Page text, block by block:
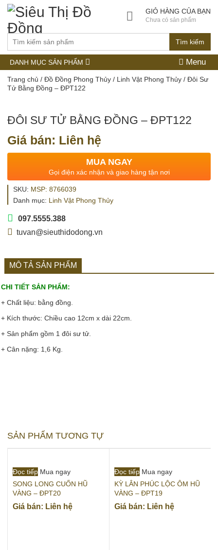
Tìm kiếm
GIỎ HÀNG CỦA BẠN
Chưa có sản phẩm
DANH MỤC SẢN PHẨM Menu
Trang chủ / Đồ Đồng Phong Thủy / Linh Vật Phong Thủy / Đôi Sư
Tử Bằng Đồng – ĐPT122
ĐÔI SƯ TỬ BẰNG ĐỒNG – ĐPT122
Giá bán: Liên hệ
MUA NGAY
Gọi điện xác nhận và giao hàng tận nơi
SKU: MSP: 8766039
Danh mục: Linh Vật Phong Thủy
097.5555.388
tuvan@sieuthidodong.vn
MÔ TẢ SẢN PHẨM
CHI TIẾT SẢN PHẨM:
+ Chất liệu: bằng đồng.
+ Kích thước: Chiều cao 12cm x dài 22cm.
+ Sản phẩm gồm 1 đôi sư tử.
+ Cân nặng: 1,6 Kg.
SẢN PHẨM TƯƠNG TỰ
Đọc tiếp Mua ngay
SONG LONG CUỐN HŨ
VÀNG – ĐPT20
Giá bán: Liên hệ
Đọc tiếp Mua ngay
KỲ LÂN PHÚC LỘC ÔM HŨ
VÀNG – ĐPT19
Giá bán: Liên hệ